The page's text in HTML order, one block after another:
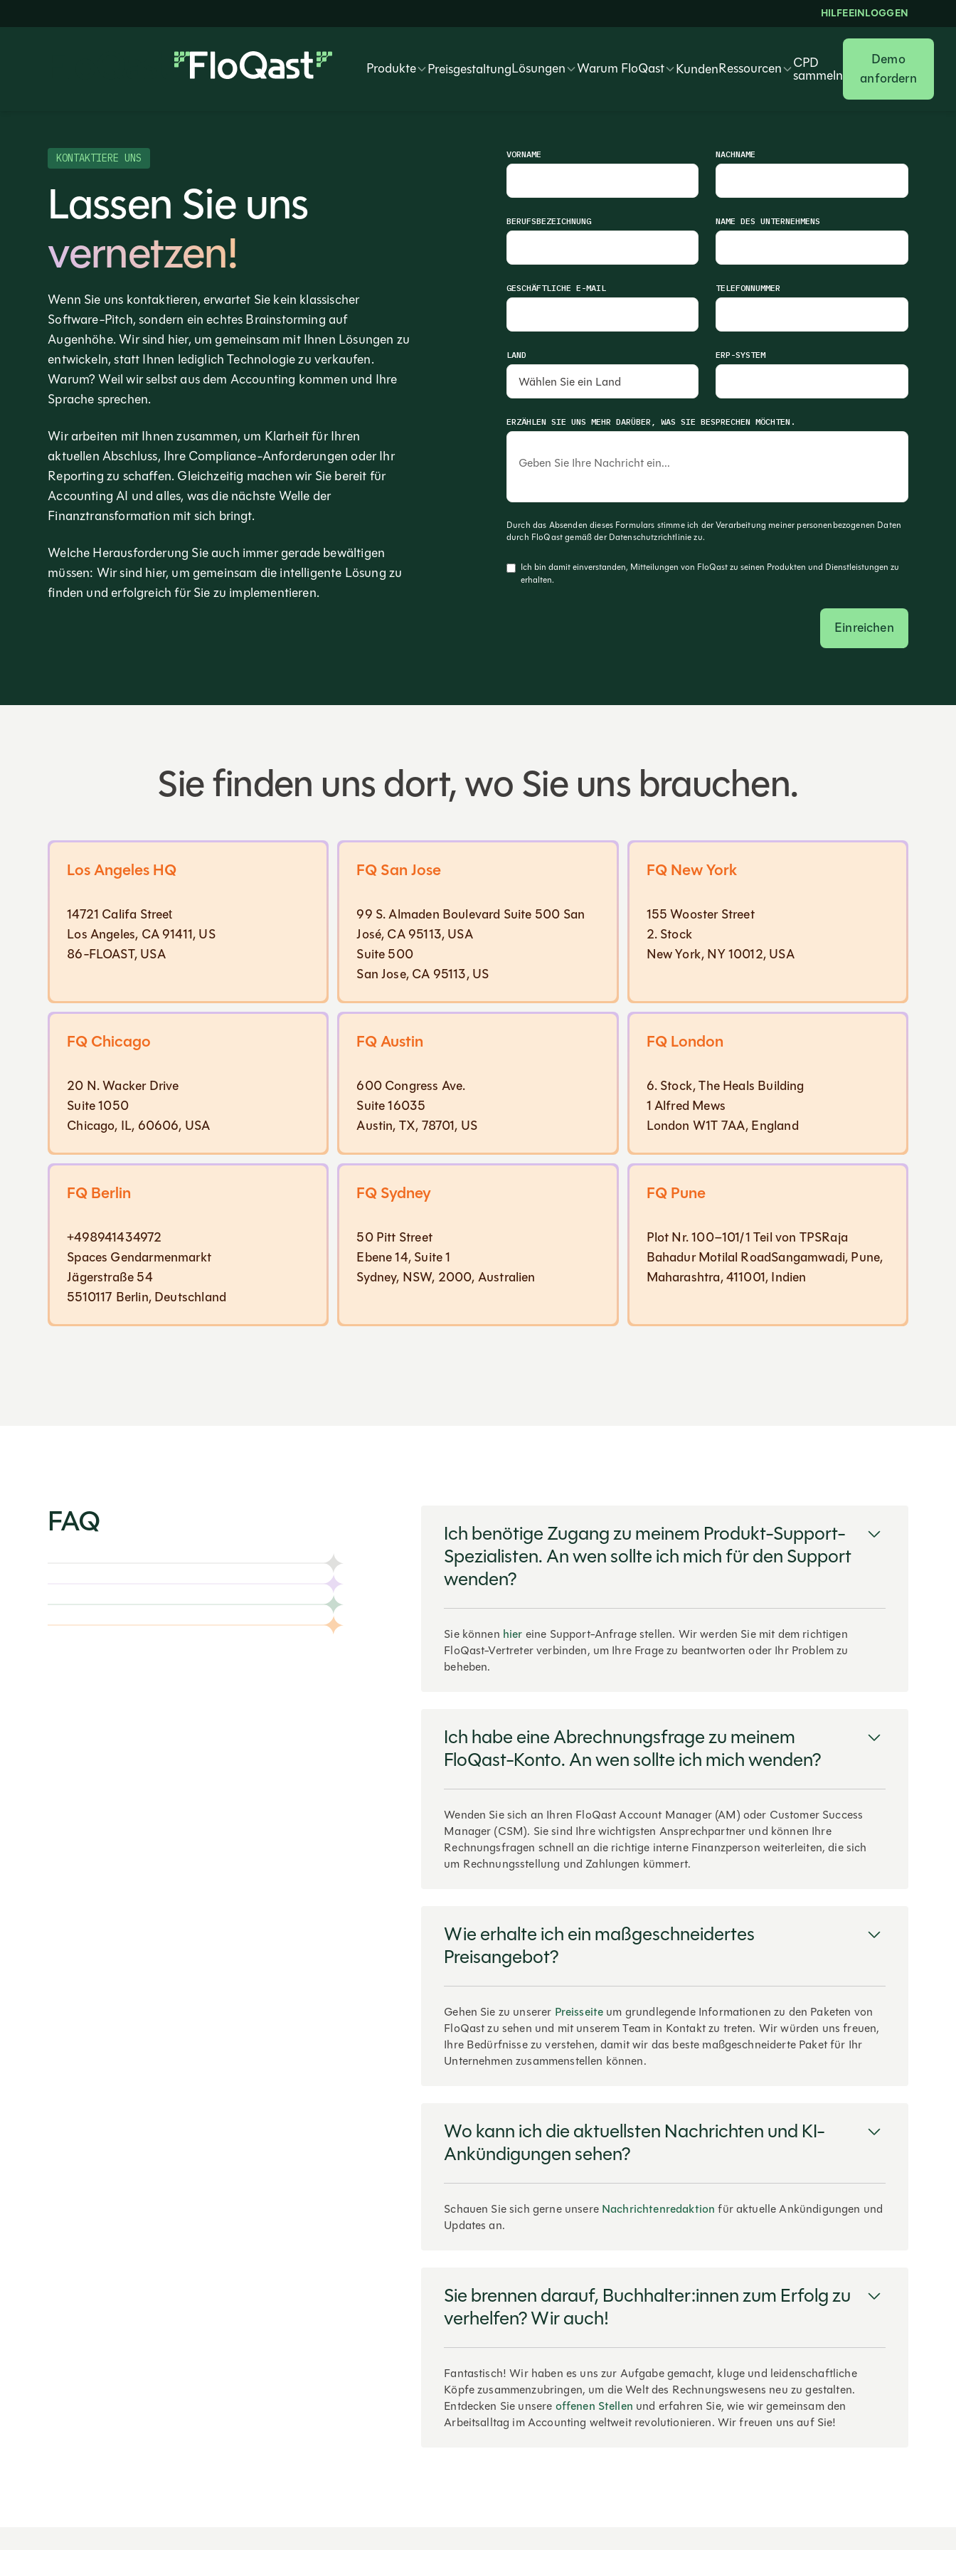
HILFEEINLOGGEN
Produkte PreisgestaltungLösungen Warum FloQast KundenRessourcen CPD
sammeln
Demo
anfordern
KONTAKTIERE UNS
Lassen Sie uns
vernetzen!
Wenn Sie uns kontaktieren, erwartet Sie kein klassischer
Software-Pitch, sondern ein echtes Brainstorming auf
Augenhöhe. Wir sind hier, um gemeinsam mit Ihnen Lösungen zu
entwickeln, statt Ihnen lediglich Technologie zu verkaufen.
Warum? Weil wir selbst aus dem Accounting kommen und Ihre
Sprache sprechen.
Wir arbeiten mit Ihnen zusammen, um Klarheit für Ihren
aktuellen Abschluss, Ihre Compliance-Anforderungen oder Ihr
Reporting zu schaffen. Gleichzeitig machen wir Sie bereit für
Accounting AI und alles, was die nächste Welle der
Finanztransformation mit sich bringt.
Welche Herausforderung Sie auch immer gerade bewältigen
müssen: Wir sind hier, um gemeinsam die intelligente Lösung zu
finden und erfolgreich für Sie zu implementieren.
VORNAME NACHNAME
BERUFSBEZEICHNUNG NAME DES UNTERNEHMENS
GESCHÄFTLICHE E-MAIL TELEFONNUMMER
LAND ERP-SYSTEM
ERZÄHLEN SIE UNS MEHR DARÜBER, WAS SIE BESPRECHEN MÖCHTEN.
Durch das Absenden dieses Formulars stimme ich der Verarbeitung meiner personenbezogenen Daten
durch FloQast gemäß der Datenschutzrichtliniezu.
Ich bin damit einverstanden, Mitteilungen von FloQast zu seinen Produkten und Dienstleistungen zu
erhalten.
Sie finden uns dort, wo Sie uns brauchen.
Los Angeles HQ
14721 Califa Street
Los Angeles, CA 91411, US
86-FLOAST, USA
FQ San Jose
99 S. Almaden Boulevard Suite 500 San
José, CA 95113, USA
Suite 500
San Jose, CA 95113, US
FQ New York
155 Wooster Street
2. Stock
New York, NY 10012, USA
FQ Chicago
20 N. Wacker Drive
Suite 1050
Chicago, IL, 60606, USA
FQ Austin
600 Congress Ave.
Suite 16035
Austin, TX, 78701, US
FQ London
6. Stock, The Heals Building
1 Alfred Mews
London W1T 7AA, England
FQ Berlin
+498941434972
Spaces Gendarmenmarkt
Jägerstraße 54
5510117 Berlin, Deutschland
FQ Sydney
50 Pitt Street
Ebene 14, Suite 1
Sydney, NSW, 2000, Australien
FQ Pune
Plot Nr. 100–101/1 Teil von TPSRaja
Bahadur Motilal RoadSangamwadi, Pune,
Maharashtra, 411001, Indien
FAQ
Ich benötige Zugang zu meinem Produkt-Support-
Spezialisten. An wen sollte ich mich für den Support
wenden?
Sie können hier eine Support-Anfrage stellen. Wir werden Sie mit dem richtigen
FloQast-Vertreter verbinden, um Ihre Frage zu beantworten oder Ihr Problem zu
beheben.
Ich habe eine Abrechnungsfrage zu meinem
FloQast-Konto. An wen sollte ich mich wenden?
Wenden Sie sich an Ihren FloQast Account Manager (AM) oder Customer Success
Manager (CSM). Sie sind Ihre wichtigsten Ansprechpartner und können Ihre
Rechnungsfragen schnell an die richtige interne Finanzperson weiterleiten, die sich
um Rechnungsstellung und Zahlungen kümmert.
Wie erhalte ich ein maßgeschneidertes
Preisangebot?
Gehen Sie zu unserer Preisseite um grundlegende Informationen zu den Paketen von
FloQast zu sehen und mit unserem Team in Kontakt zu treten. Wir würden uns freuen,
Ihre Bedürfnisse zu verstehen, damit wir das beste maßgeschneiderte Paket für Ihr
Unternehmen zusammenstellen können.
Wo kann ich die aktuellsten Nachrichten und KI-
Ankündigungen sehen?
Schauen Sie sich gerne unsere Nachrichtenredaktion für aktuelle Ankündigungen und
Updates an.
Sie brennen darauf, Buchhalter:innen zum Erfolg zu
verhelfen? Wir auch!
Fantastisch! Wir haben es uns zur Aufgabe gemacht, kluge und leidenschaftliche
Köpfe zusammenzubringen, um die Welt des Rechnungswesens neu zu gestalten.
Entdecken Sie unsere offenen Stellen und erfahren Sie, wie wir gemeinsam den
Arbeitsalltag im Accounting weltweit revolutionieren. Wir freuen uns auf Sie!